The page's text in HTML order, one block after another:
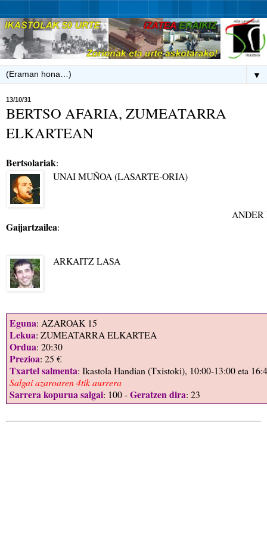
▼
13/10/31
BERTSO AFARIA, ZUMEATARRA
ELKARTEAN
Bertsolariak:
UNAI MUÑOA (LASARTE-ORIA)
Gaijartzailea:
ARKAITZ LASA
Eguna: AZAROAK 15
Lekua: ZUMEATARRA ELKARTEA
Ordua: 20:30
Prezioa: 25 €
Txartel salmenta: Ikastola Handian (Txistoki), 10:00-13:00 eta
Salgai azaroaren 4tik aurrera
Sarrera kopurua salgai: 100 -Geratzen dira: 23